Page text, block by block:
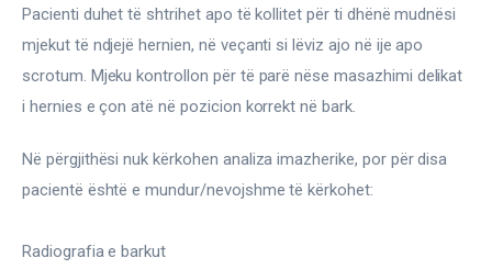
Pacienti duhet të shtrihet apo të kollitet për ti dhënë mudnësi
mjekut të ndjejë hernien, në veçanti si lëviz ajo në ije apo
scrotum. Mjeku kontrollon për të parë nëse masazhimi delikat
i hernies e çon atë në pozicion korrekt në bark.
Në përgjithësi nuk kërkohen analiza imazherike, por për disa
pacientë është e mundur/nevojshme të kërkohet:
Radiografia e barkut